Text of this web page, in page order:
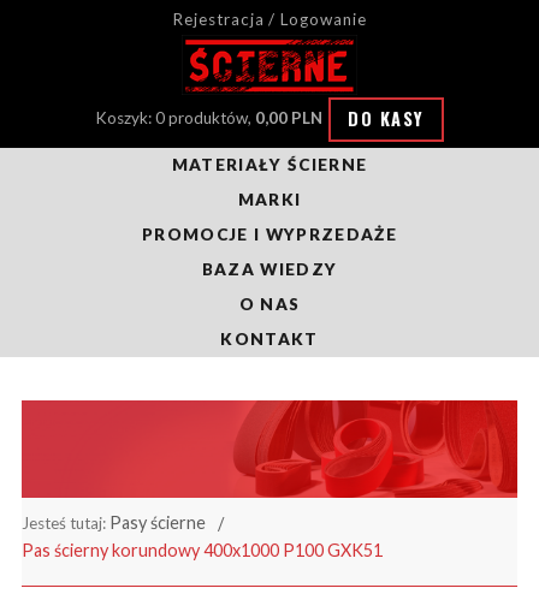
Rejestracja / Logowanie
Koszyk: 0 produktów, 0,00 PLN DO KASY
MATERIAŁY ŚCIERNE
MARKI
PROMOCJE I WYPRZEDAŻE
BAZA WIEDZY
O NAS
KONTAKT
Jesteś tutaj: Pasy ścierne
Pas ścierny korundowy 400x1000 P100 GXK51